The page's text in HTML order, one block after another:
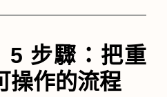
步驟：把重
操作的流程